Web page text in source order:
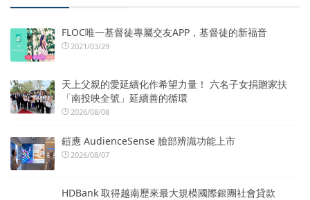
FLOC唯一基督徒專屬交友APP，基督徒的新福音
2021/03/29
天上父親的愛延續化作希望力量！ 六名子女捐贈家扶
「南投映全號」延續善的循環
2026/08/08
鎧應 AudienceSense 臉部辨識功能上市
2026/08/07
HDBank 取得越南歷來最大規模國際銀團社會貸款